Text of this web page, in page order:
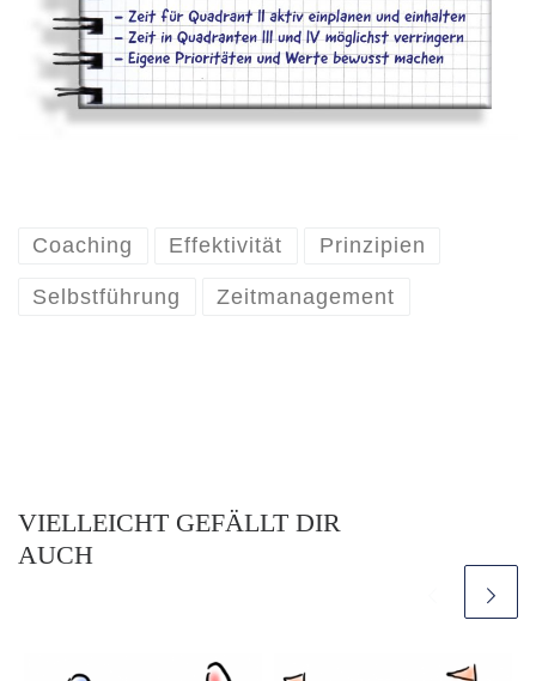
Coaching Effektivität Prinzipien
Selbstführung Zeitmanagement
VIELLEICHT GEFÄLLT DIR
AUCH